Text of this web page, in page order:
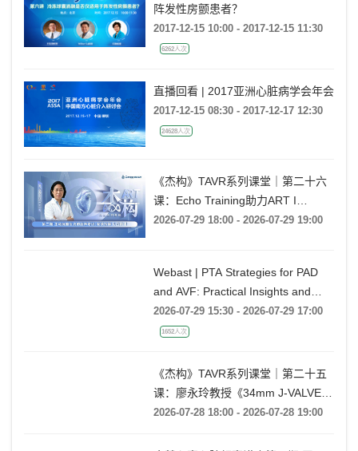
阵发性房颤患者？
2017-12-15 10:00 - 2017-12-15 11:30
6262人次
直播回看 | 2017亚洲心脏病学会年会
2017-12-15 08:30 - 2017-12-17 12:30
24628人次
《杰构》TAVR系列课堂｜第二十六
课：Echo Training助力ART I
Rebecca T. Hahn教授《第二期-主动
2026-07-29 18:00 - 2026-07-29 19:00
Webast | PTA Strategies for PAD
and AVF: Practical Insights and
Techniques
2026-07-29 15:30 - 2026-07-29 17:00
1652人次
《杰构》TAVR系列课堂｜第二十五
课：廖永玲教授《34mm J-VALVE
TF 治疗超大瓣环AR的实战经验》
2026-07-28 18:00 - 2026-07-28 19:00